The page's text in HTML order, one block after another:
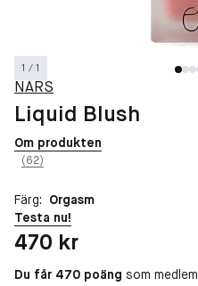
1 / 1
NARS
Liquid Blush
Om produkten
(62)
Färg: Orgasm
Testa nu!
Pris: 470 kr
470 kr
Du får 470 poäng som medlem